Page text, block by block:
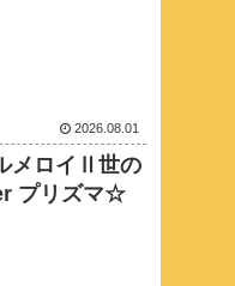
2026.08.01
メロイⅡ世の
プリズマ☆